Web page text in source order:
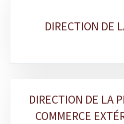
DIRECTION DE
DIRECTION DE LA
COMMERCE